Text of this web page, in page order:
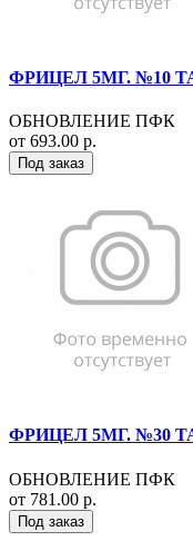
ФРИЦЕЛ 5МГ. №10
ОБНОВЛЕНИЕ ПФК
от 693.00 р.
Под заказ
ФРИЦЕЛ 5МГ. №30
ОБНОВЛЕНИЕ ПФК
от 781.00 р.
Под заказ